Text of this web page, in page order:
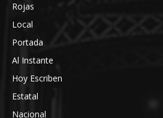
Rojas
Local
Portada
Al Instante
Hoy Escriben
Estatal
Nacional